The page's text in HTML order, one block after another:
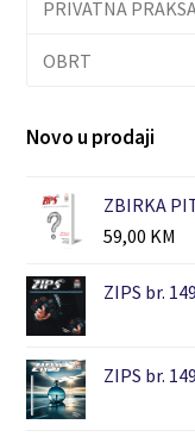
PRIVATNA PRAKSA
OBRT
Novo u prodaji
ZBIRKA
59,00 KM
ZIPS br.
ZIPS br.